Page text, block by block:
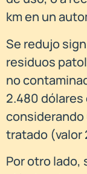
km en un
Se redujo
residuos
no
2.480
considerando
tratado (valor
Por otro lado,